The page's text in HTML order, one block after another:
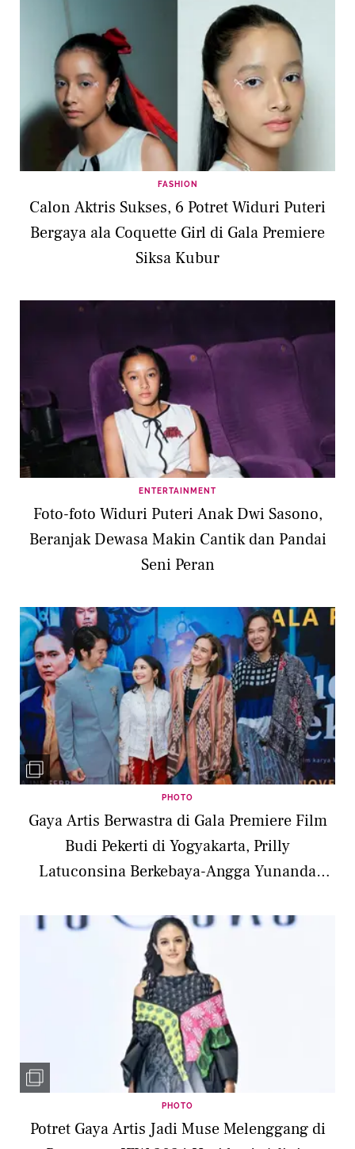
FASHION
Calon Aktris Sukses, 6 Potret Widuri Puteri
Bergaya ala Coquette Girl di Gala Premiere
Siksa Kubur
ENTERTAINMENT
Foto-foto Widuri Puteri Anak Dwi Sasono,
Beranjak Dewasa Makin Cantik dan Pandai
Seni Peran
PHOTO
Gaya Artis Berwastra di Gala Premiere Film
Budi Pekerti di Yogyakarta, Prilly
Latuconsina Berkebaya-Angga Yunanda
PHOTO
Potret Gaya Artis Jadi Muse Melenggang di